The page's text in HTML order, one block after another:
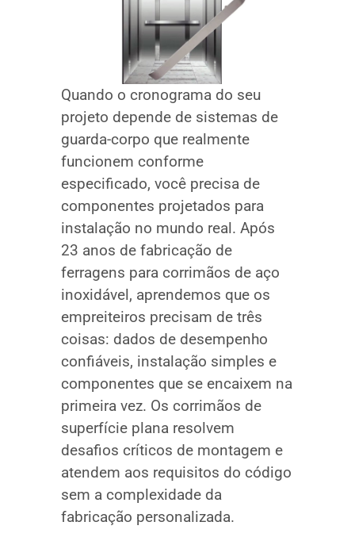
Quando o cronograma do seu
projeto depende de sistemas de
guarda-corpo que realmente
funcionem conforme
especificado, você precisa de
componentes projetados para
instalação no mundo real. Após
23 anos de fabricação de
ferragens para corrimãos de aço
inoxidável, aprendemos que os
empreiteiros precisam de três
coisas: dados de desempenho
confiáveis, instalação simples e
componentes que se encaixem na
primeira vez. Os corrimãos de
superfície plana resolvem
desafios críticos de montagem e
atendem aos requisitos do código
sem a complexidade da
fabricação personalizada.